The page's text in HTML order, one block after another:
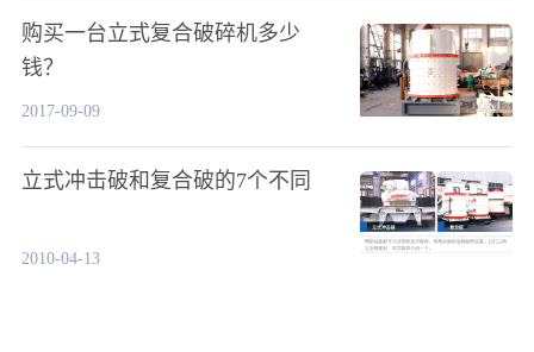
购买一台立式复合破碎机多少
钱？
2017-09-09
立式冲击破和复合破的7个不同
2010-04-13